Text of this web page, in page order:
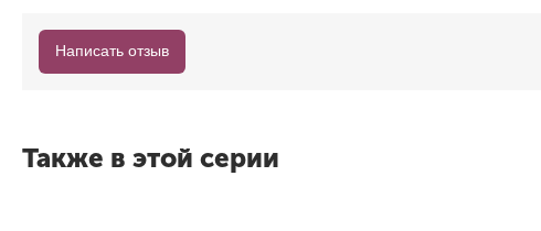
Написать отзыв
Также в этой серии